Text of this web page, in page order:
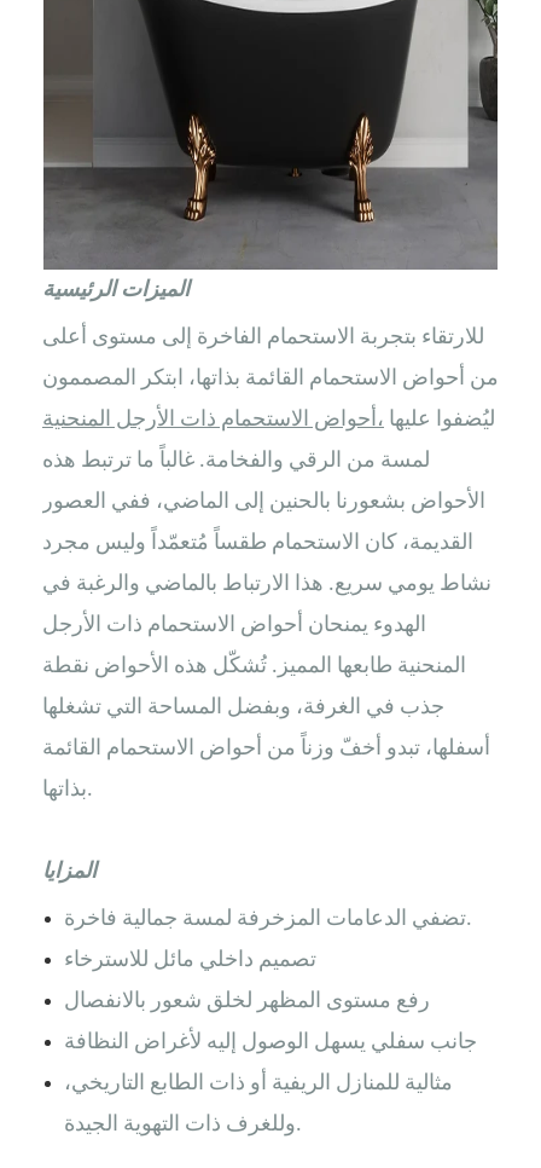
الميزات الرئيسية
للارتقاء بتجربة الاستحمام الفاخرة إلى مستوى أعلى
من أحواض الاستحمام القائمة بذاتها، ابتكر المصممون
أحواض الاستحمام ذات الأرجل المنحنية، ليُضفوا عليها
لمسة من الرقي والفخامة. غالباً ما ترتبط هذه
الأحواض بشعورنا بالحنين إلى الماضي، ففي العصور
القديمة، كان الاستحمام طقساً مُتعمّداً وليس مجرد
نشاط يومي سريع. هذا الارتباط بالماضي والرغبة في
الهدوء يمنحان أحواض الاستحمام ذات الأرجل
المنحنية طابعها المميز. تُشكّل هذه الأحواض نقطة
جذب في الغرفة، وبفضل المساحة التي تشغلها
أسفلها، تبدو أخفّ وزناً من أحواض الاستحمام القائمة
بذاتها.
المزايا
تضفي الدعامات المزخرفة لمسة جمالية فاخرة.
تصميم داخلي مائل للاسترخاء
رفع مستوى المظهر لخلق شعور بالانفصال
جانب سفلي يسهل الوصول إليه لأغراض النظافة
مثالية للمنازل الريفية أو ذات الطابع التاريخي،
وللغرف ذات التهوية الجيدة.